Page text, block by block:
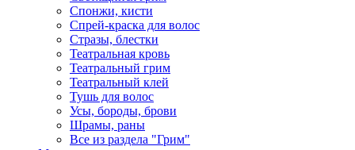
Спонжи, кисти
Спрей-краска для волос
Стразы, блестки
Театральная кровь
Театральный грим
Театральный клей
Тушь для волос
Усы, бороды, брови
Шрамы, раны
Все из раздела "Грим"